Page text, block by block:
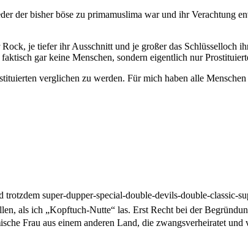
der bisher böse zu primamuslima war und ihr Verachtung
je tiefer ihr Ausschnitt und je großer das Schlüsselloch
gar keine Menschen, sondern eigentlich nur
verglichen zu werden. Für mich haben alle
trotzdem super-dupper-special-double-devils-double-classic-
als ich „Kopftuch-Nutte“ las. Erst Recht bei der
Frau aus einem anderen Land, die zwangsverheiratet und